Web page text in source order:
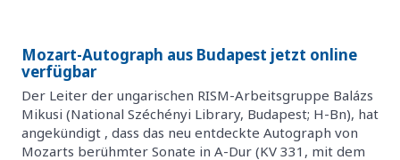
Mozart-Autograph aus Budapest jetzt online
verfügbar
Der Leiter der ungarischen RISM-Arbeitsgruppe Balázs
Mikusi (National Széchényi Library, Budapest; H-Bn), hat
angekündigt , dass das neu entdeckte Autograph von
Mozarts berühmter Sonate in A-Dur (KV 331, mit dem